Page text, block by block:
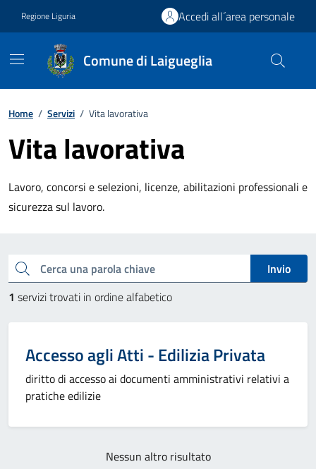
Regione Liguria Accedi all´area personale
Comune di Laigueglia
Home / Servizi / Vita lavorativa
Vita lavorativa
Lavoro, concorsi e selezioni, licenze, abilitazioni professionali e
sicurezza sul lavoro.
Cerca una parola chiave
Invio
1 servizi trovati in ordine alfabetico
Accesso agli Atti - Edilizia Privata
diritto di accesso ai documenti amministrativi relativi a
pratiche edilizie
Nessun altro risultato